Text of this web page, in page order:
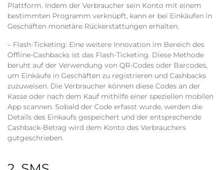
Plattform. Indem der Verbraucher sein Konto mit einem
bestimmten Programm verknüpft, kann er bei Einkäufen in
Geschäften monetäre Rückerstattungen erhalten.
– Flash-Ticketing: Eine weitere Innovation im Bereich des
Offline-Cashbacks ist das Flash-Ticketing. Diese Methode
beruht auf der Verwendung von QR-Codes oder Barcodes,
um Einkäufe in Geschäften zu registrieren und Cashbacks
zuzuweisen. Die Verbraucher können diese Codes an der
Kasse oder nach dem Kauf mithilfe einer speziellen mobilen
App scannen. Sobald der Code erfasst wurde, werden die
Details des Einkaufs gespeichert und der entsprechende
Cashback-Betrag wird dem Konto des Verbrauchers
gutgeschrieben.